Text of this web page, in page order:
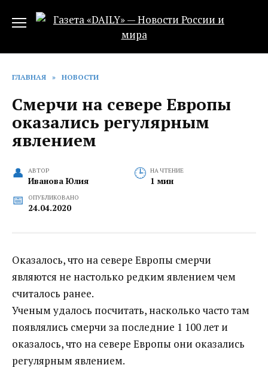
ГЛАВНАЯ » НОВОСТИ
Смерчи на севере Европы
оказались регулярным
явлением
АВТОР
Иванова Юлия
НА ЧТЕНИЕ
1 мин
ОПУБЛИКОВАНО
24.04.2020
Оказалось, что на севере Европы смерчи
являются не настолько редким явлением чем
считалось ранее.
Ученым удалось посчитать, насколько часто там
появлялись смерчи за последние 1 100 лет и
оказалось, что на севере Европы они оказались
регулярным явлением.